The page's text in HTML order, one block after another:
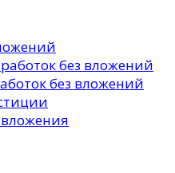
без вложений
без вложений